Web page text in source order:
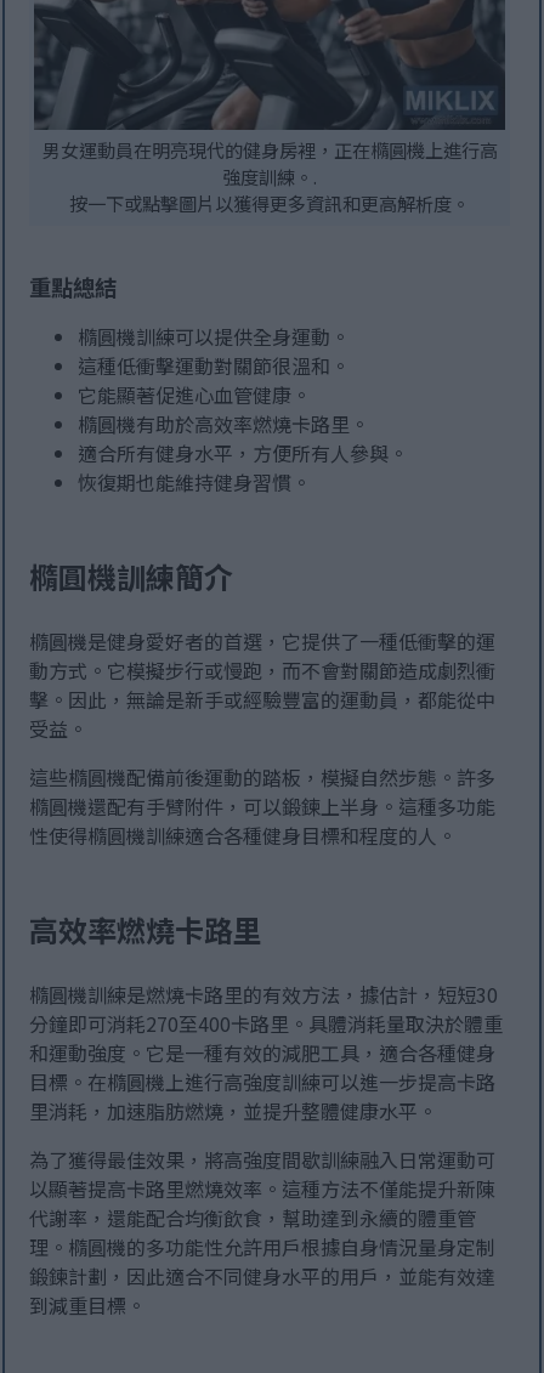
男女運動員在明亮現代的健身房裡，正在橢圓機上進行高
強度訓練。.
按一下或點擊圖片以獲得更多資訊和更高解析度。
重點總結
橢圓機訓練可以提供全身運動。
這種低衝擊運動對關節很溫和。
它能顯著促進心血管健康。
橢圓機有助於高效率燃燒卡路里。
適合所有健身水平，方便所有人參與。
恢復期也能維持健身習慣。
橢圓機訓練簡介
橢圓機是健身愛好者的首選，它提供了一種低衝擊的運
動方式。它模擬步行或慢跑，而不會對關節造成劇烈衝
擊。因此，無論是新手或經驗豐富的運動員，都能從中
受益。
這些橢圓機配備前後運動的踏板，模擬自然步態。許多
橢圓機還配有手臂附件，可以鍛鍊上半身。這種多功能
性使得橢圓機訓練適合各種健身目標和程度的人。
高效率燃燒卡路里
橢圓機訓練是燃燒卡路里的有效方法，據估計，短短30
分鐘即可消耗270至400卡路里。具體消耗量取決於體重
和運動強度。它是一種有效的減肥工具，適合各種健身
目標。在橢圓機上進行高強度訓練可以進一步提高卡路
里消耗，加速脂肪燃燒，並提升整體健康水平。
為了獲得最佳效果，將高強度間歇訓練融入日常運動可
以顯著提高卡路里燃燒效率。這種方法不僅能提升新陳
代謝率，還能配合均衡飲食，幫助達到永續的體重管
理。橢圓機的多功能性允許用戶根據自身情況量身定制
鍛鍊計劃，因此適合不同健身水平的用戶，並能有效達
到減重目標。